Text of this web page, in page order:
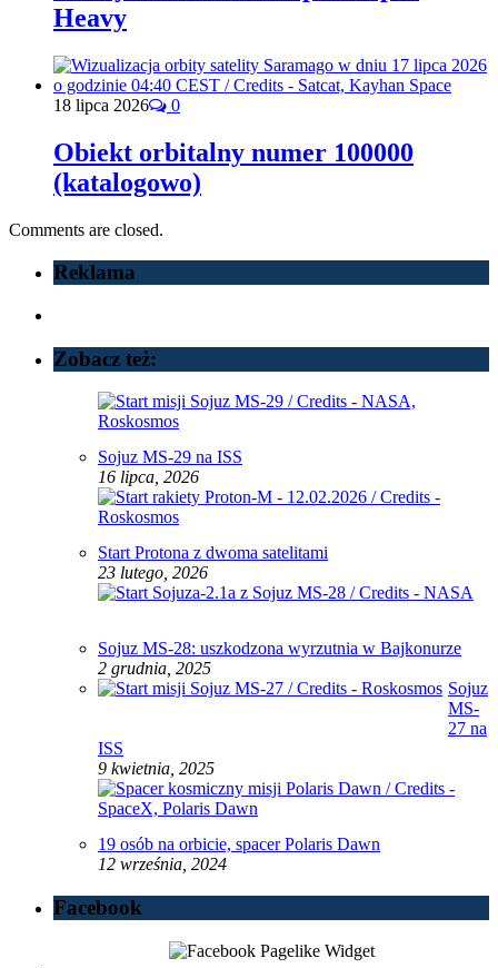
Heavy
18 lipca 2026 0
Obiekt orbitalny numer 100000
(katalogowo)
Comments are closed.
Reklama
Zobacz też:
Sojuz MS-29 na ISS
16 lipca, 2026
Start Protona z dwoma satelitami
23 lutego, 2026
Sojuz MS-28: uszkodzona wyrzutnia w Bajkonurze
2 grudnia, 2025
Sojuz
MS-
27 na
ISS
9 kwietnia, 2025
19 osób na orbicie, spacer Polaris Dawn
12 września, 2024
Facebook